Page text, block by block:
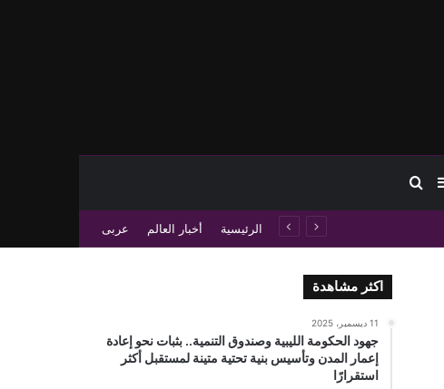
إضافة عمود جانبي
بحث عن
الرئيسية أخبار العالم عربى
اكثر مشاهدة
11 ديسمبر، 2025
جهود الحكومة الليبية وصندوق التنمية.. بثبات نحو إعادة
إعمار المدن وتأسيس بنية تحتية متينة لمستقبل أكثر
استقرارًا